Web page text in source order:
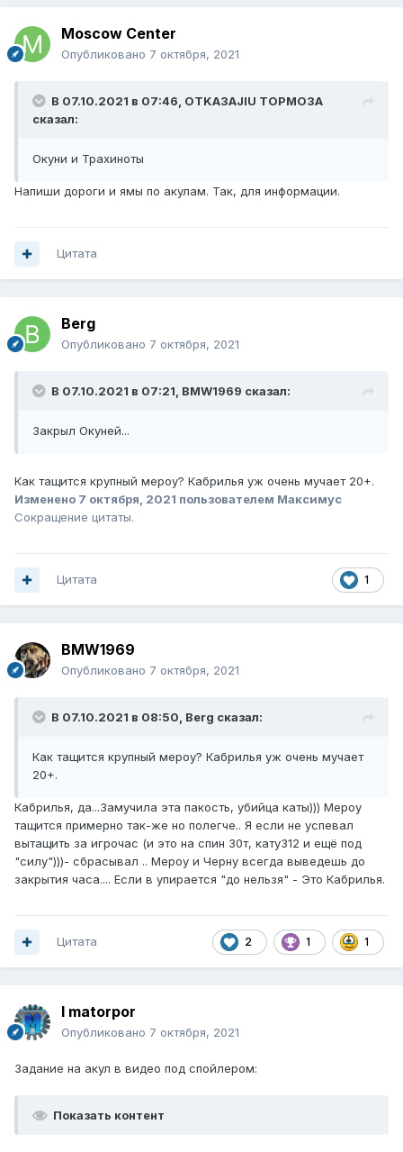
Moscow Center
Опубликовано 7 октября, 2021
В 07.10.2021 в 07:46, OTKA3AJIU TOPMO3A
сказал:
Окуни и Трахиноты
Напиши дороги и ямы по акулам. Так, для информации.
Цитата
Berg
Опубликовано 7 октября, 2021
В 07.10.2021 в 07:21, BMW1969 сказал:
Закрыл Окуней...
Как тащится крупный мероу? Кабрилья уж очень мучает 20+.
Изменено 7 октября, 2021 пользователем Максимус
Сокращение цитаты.
1
Цитата
BMW1969
Опубликовано 7 октября, 2021
В 07.10.2021 в 08:50, Berg сказал:
Как тащится крупный мероу? Кабрилья уж очень мучает
20+.
Кабрилья, да...Замучила эта пакость, убийца каты))) Мероу
тащится примерно так-же но полегче.. Я если не успевал
вытащить за игрочас (и это на спин 30т, кату312 и ещё под
"силу")))- сбрасывал .. Мероу и Черну всегда выведешь до
закрытия часа.... Если в упирается "до нельзя" - Это Кабрилья.
2 1 1
Цитата
I matorpor
Опубликовано 7 октября, 2021
Задание на акул в видео под спойлером:
Показать контент